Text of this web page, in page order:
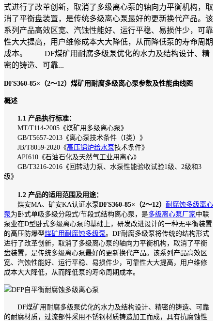
式进行了改革创新，取消了多级离心泵的轴向力平衡机构，取
消了平衡盘装置，是传统多级离心泵最好的更新换代产品。该
系列产品高效区宽、汽蚀性能好、运行平稳、易损件少，可靠
性大大提高，用户维修成本大大降低，从而降低泵的寿命周期
成本。 DF煤矿用耐腐多级泵优化的水力及结构设计、精
密的铸造、可靠...
DFS360-85×（2～12）煤矿用耐腐多级离心泵参数及性能曲线图
概述
1.1 产品执行标准：
MT/T114-2005《煤矿用多级离心泵》
GB/T5657-2013《离心泵技术条件（I类）》
JB/T8059-2020《高压锅炉给水泵技术条件》
API610《石油石化及天然气工业用离心》
GB/T3216-2016《回转动力泵、水泵性能验收试验1级、2级和3
级》
1.2 产品的适用范围及用途：
煤安MA、矿安KA认证水泵DFS360-85×（2～12） 耐腐蚀多级离心
泵 为卧式单吸多级分段式/节段式结构离心泵，是多级离心泵厂家中联
泵业在D型卧式多级离心泵的基础上，研发改进设计的一种无平衡装置
的高压防爆型煤矿用耐腐蚀多级泵。DF耐腐多级泵将传统的结构形式
进行了改革创新，取消了多级离心泵的轴向力平衡机构，取消了平衡
盘装置，是传统多级离心泵最好的更新换代产品。该系列产品高效区
宽、汽蚀性能好、运行平稳、易损件少，可靠性大大提高，用户维修
成本大大降低，从而降低泵的寿命周期成本。
DF煤矿用耐腐多级泵优化的水力及结构设计、精密的铸造、可靠
的耐腐材质，过流部件采用不锈钢材质铸造加工而成，具有抗腐蚀性